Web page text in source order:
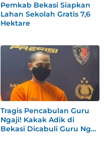
Pemkab Bekasi Siapkan
Lahan Sekolah Gratis 7,6
Hektare
Tragis Pencabulan Guru
Ngaji! Kakak Adik di
Bekasi Dicabuli Guru Ngaji